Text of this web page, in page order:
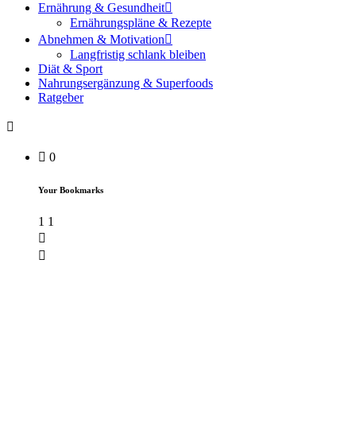
Ernährung & Gesundheit
Ernährungspläne & Rezepte
Abnehmen & Motivation
Langfristig schlank bleiben
Diät & Sport
Nahrungsergänzung & Superfoods
Ratgeber
0
Your Bookmarks
1 1